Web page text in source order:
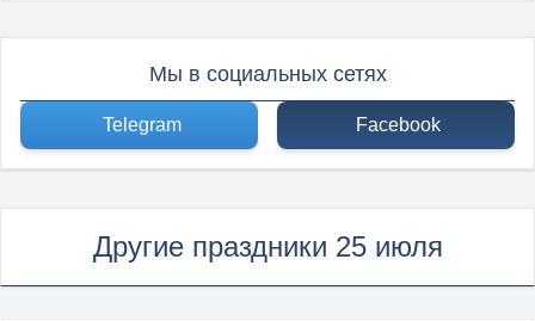
Мы в социальных сетях
Telegram Facebook
Другие праздники 25 июля